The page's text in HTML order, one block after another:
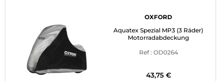
OXFORD
Aquatex Spezial MP3 (3 Räder)
Motorradabdeckung
Ref : OD0264
43,75 €